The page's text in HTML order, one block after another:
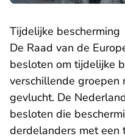
Tijdelijke bescherming
De Raad van de
besloten om tijdelijke
verschillende groepen
gevlucht. De
besloten die
derdelanders met een